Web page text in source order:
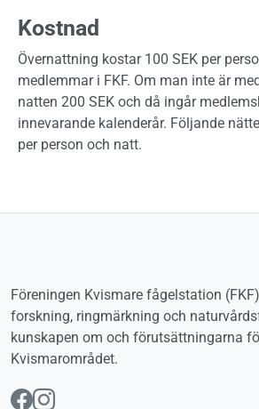
Kostnad
Övernattning kostar 100 SEK per
medlemmar i FKF. Om man inte är
natten 200 SEK och då ingår
innevarande kalenderår. Följande
per person och natt.
Föreningen Kvismare fågelstation
forskning, ringmärkning och
kunskapen om och förutsättningarna
Kvismarområdet.
Följ oss på Facebook
Följ oss på Instagram